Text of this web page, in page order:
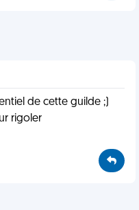
de cette guilde ;)
rigoler